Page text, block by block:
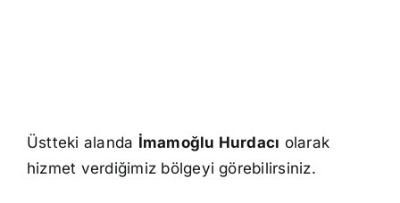
Üstteki alanda İmamoğlu Hurdacı olarak
hizmet verdiğimiz bölgeyi görebilirsiniz.